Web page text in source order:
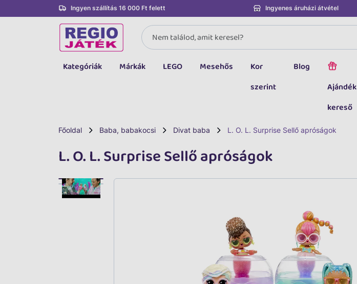
Ingyen szállítás 16 000 Ft felett Ingyenes áruházi átvétel
Kategóriák
LEGO
Kreatív, fejlesztő
Baba, babakocsi
Márkák LEGO Mesehős
Kor
szerint
Blog
Ajándék
kereső
Főoldal Baba, babakocsi Divat baba L. O. L. Surprise Sellő apróságok
L. O. L. Surprise Sellő apróságok